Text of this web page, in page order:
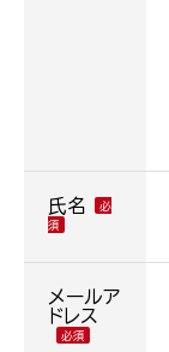
氏名
メールア
ドレス